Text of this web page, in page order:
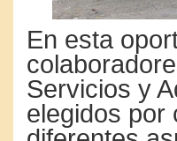
En esta
Servicios y
elegidos por